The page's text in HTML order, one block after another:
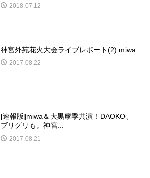
2018.07.12
神宮外苑花火大会ライブレポート(2) miwa
2017.08.22
[速報版]miwa＆大黒摩季共演！DAOKO、
ブリグリも。神宮...
2017.08.21